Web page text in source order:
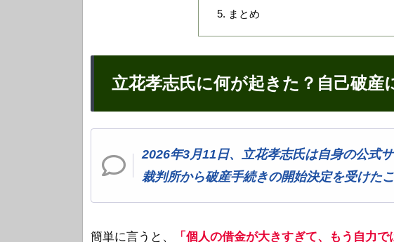
まとめ
立花孝志氏に何が起きた？自己破産
2026年3月11日、立花孝志氏は自身の公式
裁判所から破産手続きの開始決定を受けた
簡単に言うと、 「個人の借金が大きすぎて、もう自力